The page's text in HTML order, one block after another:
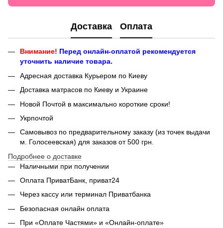
Доставка Оплата
Внимание! Перед онлайн-оплатой рекомендуется
уточнить наличие товара.
Адресная доставка Курьером по Киеву
Доставка матрасов по Киеву и Украине
Новой Почтой в максимально короткие сроки!
Укрпочтой
Самовывоз по предварительному заказу (из точек выдачи
м. Голосеевская) для заказов от 500 грн.
Подробнее о доставке
Наличными при получении
Оплата ПриватБанк, приват24
Через кассу или терминал Приватбанка
Безопасная онлайн оплата
При «Оплате Частями» и «Онлайн-оплате»